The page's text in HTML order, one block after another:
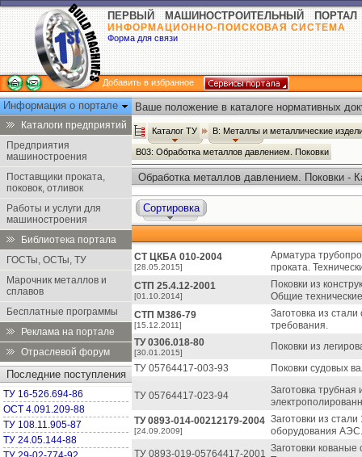
ПЕРВЫЙ МАШИНОСТРОИТЕЛЬНЫЙ ПОРТАЛ
ИНФОРМАЦИОННО-ПОИСКОВАЯ СИСТЕМА
Форма для связи
Добавить в избранное
Информация о портале
Каталоги предприятий
Предприятия
машиностроения
Поставщики проката,
поковок, отливок
Работы и услуги для
машиностроения
Библиотека портала
ГОСТы, ОСТы, ТУ
Марочник металлов и
сплавов
Бесплатные программы
Реклама на портале
Отраслевой форум
Последние поступления
ТУ 16-526.694-86
ОСТ 4.091.209-88
ТУ 108.11.905-87
ТУ 24.05.144-88
Ваше положение в каталоге нормативных
Каталог ТУ В: Металлы и металлические
В03: Обработка металлов давлением. Поковки
Обработка металлов давлением. Поковки -
Сортировка
СТ ЦКБА 010-2004
[28.05.2015]
Арматура
проката.
СТП 25.4.12-2001
[01.10.2014]
Поковки из
Общие
СТП М386-79
[15.12.2011]
Заготовка из
требования.
ТУ 0306.018-80
[30.01.2015]
Поковки из
ТУ 05764417-003-93
Поковки судовых
ТУ 05764417-023-94
Заготовка трубная
ТУ 0893-014-00212179-2004
[24.09.2009]
Заготовки из
оборудования АЭС.
ТУ 0893-019-05764417-2001 Заготовки